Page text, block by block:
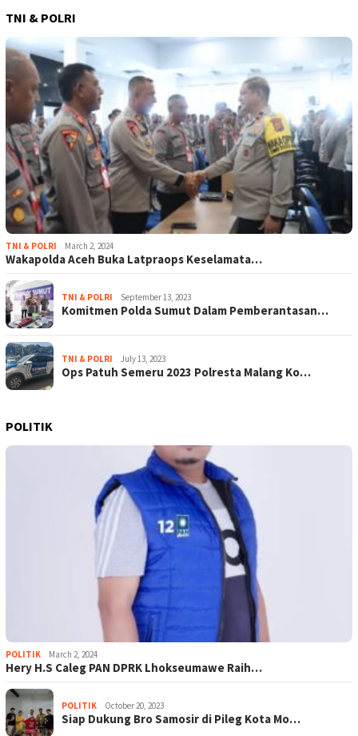
TNI & POLRI
TNI & POLRI March 2, 2024
Wakapolda Aceh Buka Latpraops Keselamata…
TNI & POLRI September 13, 2023
Komitmen Polda Sumut Dalam Pemberantasan…
TNI & POLRI July 13, 2023
Ops Patuh Semeru 2023 Polresta Malang Ko…
POLITIK
POLITIK March 2, 2024
Hery H.S Caleg PAN DPRK Lhokseumawe Raih…
POLITIK October 20, 2023
Siap Dukung Bro Samosir di Pileg Kota Mo…